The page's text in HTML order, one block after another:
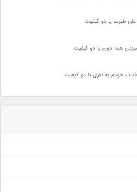
طبرسا با دو کیفیت
همه دورم با دو کیفیت
خودم یه نفری با دو کیفیت